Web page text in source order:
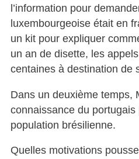
l’information pour
luxembourgeoise était en
un kit pour expliquer
un an de disette, les
centaines à destination de
Dans un deuxième temps,
connaissance du portugais
population brésilienne.
Quelles motivations